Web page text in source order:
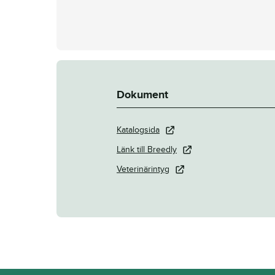
Dokument
Katalogsida
Länk till Breedly
Veterinärintyg